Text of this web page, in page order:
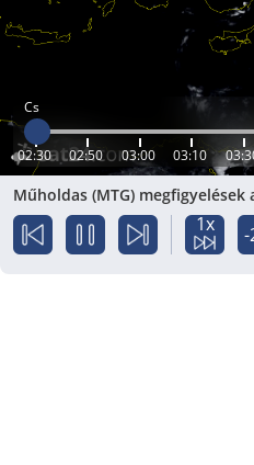
Cs
02:30 02:50 03:00 03:10
Műholdas (MTG)
1x -